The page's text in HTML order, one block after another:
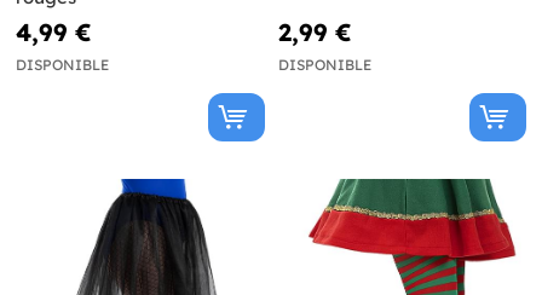
4,99 €
DISPONIBLE
2,99 €
DISPONIBLE